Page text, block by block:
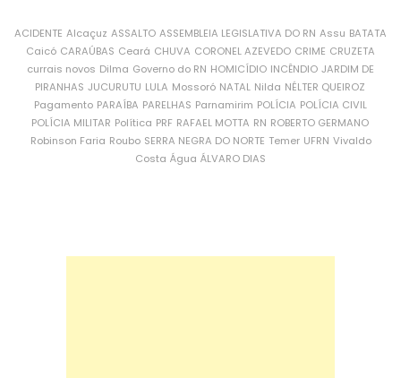
ACIDENTE Alcaçuz ASSALTO ASSEMBLEIA LEGISLATIVA DO RN Assu BATATA
Caicó CARAÚBAS Ceará CHUVA CORONEL AZEVEDO CRIME CRUZETA
currais novos Dilma Governo do RN HOMICÍDIO INCÊNDIO JARDIM DE
PIRANHAS JUCURUTU LULA Mossoró NATAL Nilda NÉLTER QUEIROZ
Pagamento PARAÍBA PARELHAS Parnamirim POLÍCIA POLÍCIA CIVIL
POLÍCIA MILITAR Política PRF RAFAEL MOTTA RN ROBERTO GERMANO
Robinson Faria Roubo SERRA NEGRA DO NORTE Temer UFRN Vivaldo
Costa Água ÁLVARO DIAS